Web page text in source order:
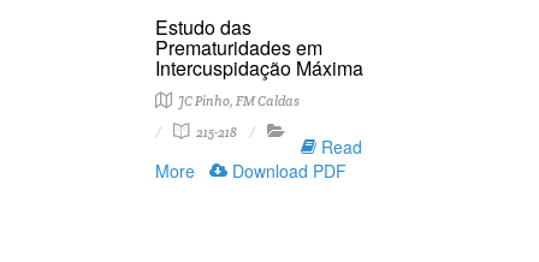
Estudo das
Prematuridades em
Intercuspidação Máxima
JC Pinho, FM Caldas
215-218
Read
More
Download PDF